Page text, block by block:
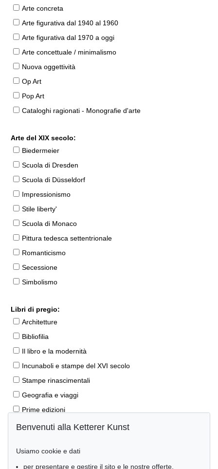
Arte concreta
Arte figurativa dal 1940 al 1960
Arte figurativa dal 1970 a oggi
Arte concettuale / minimalismo
Nuova oggettività
Op Art
Pop Art
Cataloghi ragionati - Monografie d'arte
Arte del XIX secolo:
Biedermeier
Scuola di Dresden
Scuola di Düsseldorf
Impressionismo
Stile liberty'
Scuola di Monaco
Pittura tedesca settentrionale
Romanticismo
Secessione
Simbolismo
Libri di pregio:
Architetture
Bibliofilia
Il libro e la modernità
Incunaboli e stampe del XVI secolo
Stampe rinascimentali
Geografia e viaggi
Prime edizioni
Manoscritti antichi
Libri per bambini
Benvenuti alla Ketterer Kunst
Usiamo cookie e dati
per presentare e gestire il sito e le nostre offerte,